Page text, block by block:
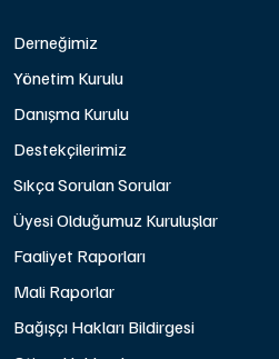
Derneğimiz
Yönetim Kurulu
Danışma Kurulu
Destekçilerimiz
Sıkça Sorulan Sorular
Üyesi Olduğumuz Kuruluşlar
Faaliyet Raporları
Mali Raporlar
Bağışçı Hakları Bildirgesi